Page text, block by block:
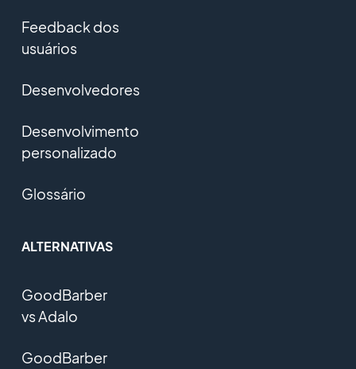
Feedback dos
usuários
Desenvolvedores
Desenvolvimento
personalizado
Glossário
ALTERNATIVAS
GoodBarber
vs Adalo
GoodBarber